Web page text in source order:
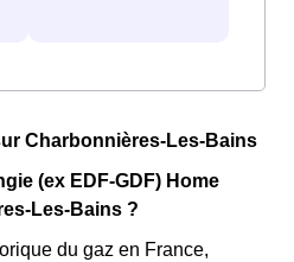
Charbonnières-Les-Bains
(ex EDF-GDF) Home
Les-Bains ?
du gaz en France,